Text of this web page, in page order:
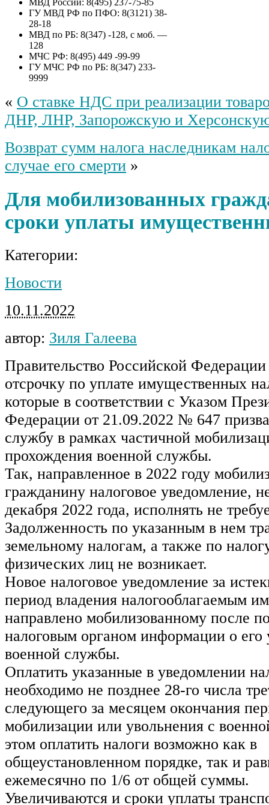
приватизации муниципального
имущества сельского поселения
Гафуровский сельсовет
муниципального района
Туймазинский район
Республики Башкортостан –
объект незавершенного
строительства, степенью
номером 02:46:100601:213, с
земельным участком общей
площадью 3672 кв.м., с
02:46:100601:5, расположенное
по адресу: Республика
Башкортостан, муниципальный
сельсовет д. Никитинка ул.
МВД России: 8(495) 237-75-85
ГУ МВД РФ по ПФО: 8(3121) 38-
28-18
МВД по РБ: 8(347) -128, с моб. —
128
МЧС РФ: 8(495) 449 -99-99
ГУ МЧС РФ по РБ: 8(347) 233-
9999
« О ставке НДС при реализации
ДНР, ЛНР, Запорожскую и
Возврат сумм налога наследникам
случае его смерти »
Для мобилизованных
сроки уплаты
Категории:
Новости
10.11.2022
автор: Зиля Галеева
Правительство Российской Федерации
отсрочку по уплате имущественных
которые в соответствии с Указом
Федерации от 21.09.2022 № 647
службу в рамках частичной
прохождения военной службы.
Так, направленное в 2022 году
гражданину налоговое уведомление,
декабря 2022 года, исполнять не
Задолженность по указанным в нем
земельному налогам, а также по
физических лиц не возникает.
Новое налоговое уведомление за
период владения налогооблагаемым
направлено мобилизованному после
налоговым органом информации о его
военной службы.
Оплатить указанные в уведомлении
необходимо не позднее 28-го числа
следующего за месяцем окончания
мобилизации или увольнения с
этом оплатить налоги возможно как в
общеустановленном порядке, так и
ежемесячно по 1/6 от общей суммы.
Увеличиваются и сроки уплаты